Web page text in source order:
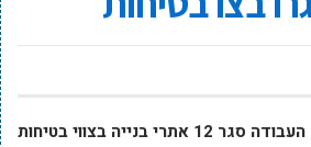
מינהל הבטיחות במשרד העבודה סגר 12 אתרי בנייה בצווי בטיחות